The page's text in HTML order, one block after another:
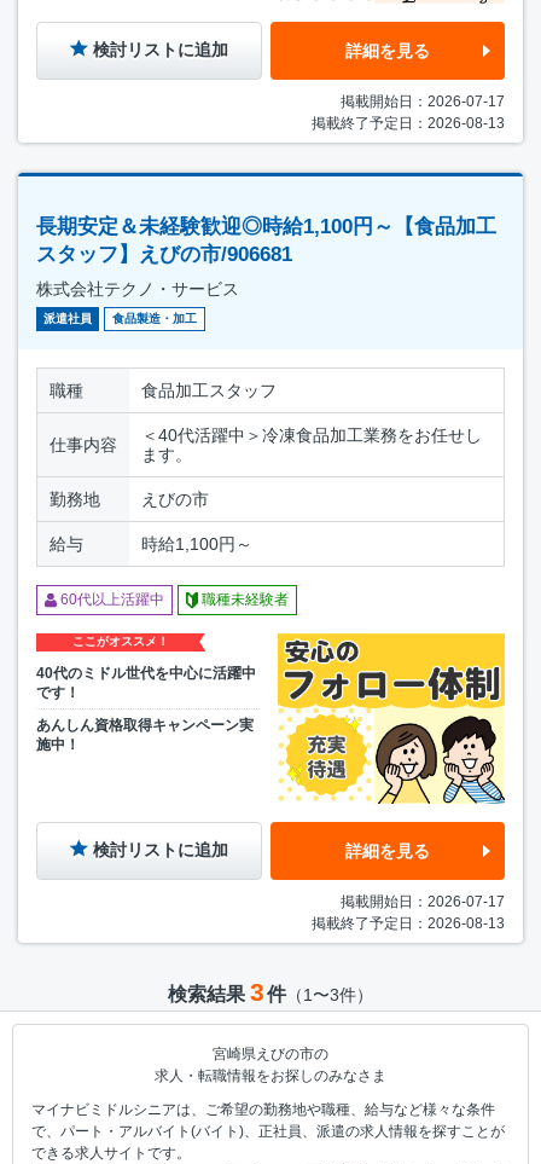
検討リストに追加 詳細を見る
掲載開始日：2026-07-17
掲載終了予定日：2026-08-13
長期安定＆未経験歓迎◎時給1,100円～【食品加工
スタッフ】えびの市/906681
株式会社テクノ・サービス
派遣社員 食品製造・加工
職種 食品加工スタッフ
仕事内容
＜40代活躍中＞冷凍食品加工業務をお任せし
ます。
勤務地 えびの市
給与 時給1,100円～
60代以上活躍中 職種未経験者
ここがオススメ！
40代のミドル世代を中心に活躍中
です！
あんしん資格取得キャンペーン実
施中！
検討リストに追加 詳細を見る
掲載開始日：2026-07-17
掲載終了予定日：2026-08-13
検索結果 3件（1〜3件）
宮崎県えびの市の
求人・転職情報をお探しのみなさま
マイナビミドルシニアは、ご希望の勤務地や職種、給与など様々な条件
で、パート・アルバイト(バイト)、正社員、派遣の求人情報を探すことが
できる求人サイトです。